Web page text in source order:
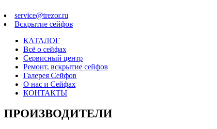
service@trezor.ru
Вскрытие сейфов
КАТАЛОГ
Всё о сейфах
Сервисный центр
Ремонт, вскрытие сейфов
Галерея Сейфов
О нас и Сейфах
КОНТАКТЫ
ПРОИЗВОДИТЕЛИ